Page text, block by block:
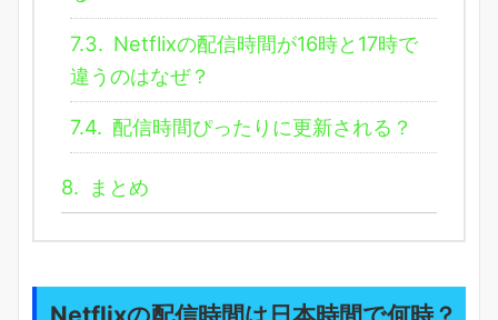
7.3. Netflixの配信時間が16時と17時で
違うのはなぜ？
7.4. 配信時間ぴったりに更新される？
8. まとめ